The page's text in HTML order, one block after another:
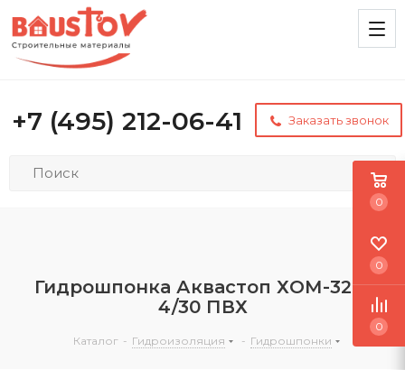
+7 (495) 212-06-41 Заказать звонок
Гидрошпонка Аквастоп ХОМ-320-
4/30 ПВХ
Каталог - Гидроизоляция - Гидрошпонки
0
0
0